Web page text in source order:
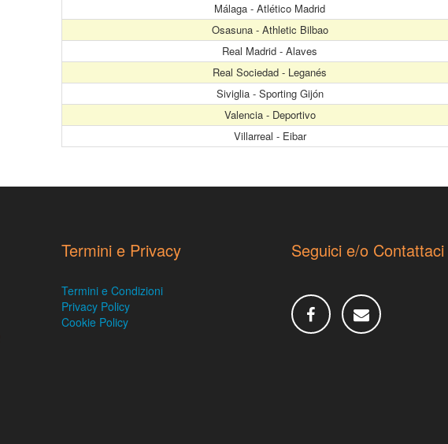
Málaga - Atlético Madrid
Osasuna - Athletic Bilbao
Real Madrid - Alaves
Real Sociedad - Leganés
Siviglia - Sporting Gijón
Valencia - Deportivo
Villarreal - Eibar
Termini e Privacy
Termini e Condizioni
Privacy Policy
Cookie Policy
Seguici e/o Contattaci